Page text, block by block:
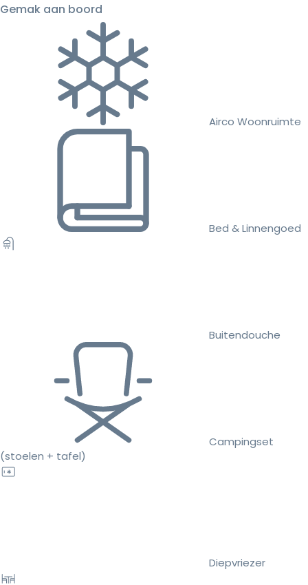
Gemak aan boord
Airco Woonruimte
Bed & Linnengoed
Buitendouche
Campingset
(stoelen + tafel)
Diepvriezer